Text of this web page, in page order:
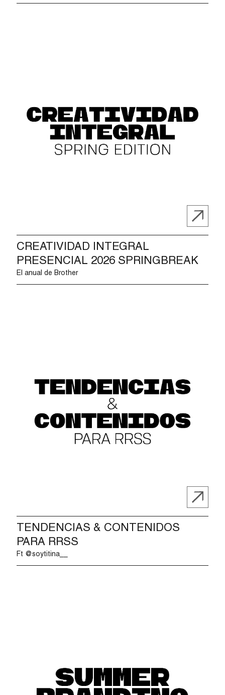
CREATIVIDAD INTEGRAL
PRESENCIAL 2026 SPRINGBREAK
El anual de Brother
TENDENCIAS & CONTENIDOS
PARA RRSS
Ft @soytitina__